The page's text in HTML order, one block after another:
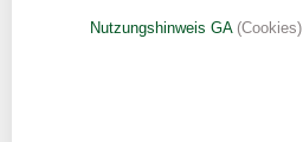
Nutzungshinweis GA(Cookies)